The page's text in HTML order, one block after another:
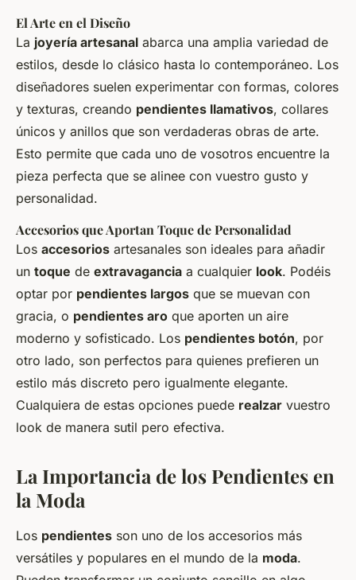
El Arte en el Diseño
La joyería artesanal abarca una amplia variedad de
estilos, desde lo clásico hasta lo contemporáneo. Los
diseñadores suelen experimentar con formas, colores
y texturas, creando pendientes llamativos, collares
únicos y anillos que son verdaderas obras de arte.
Esto permite que cada uno de vosotros encuentre la
pieza perfecta que se alinee con vuestro gusto y
personalidad.
Accesorios que Aportan Toque de Personalidad
Los accesorios artesanales son ideales para añadir
un toque de extravagancia a cualquier look. Podéis
optar por pendientes largos que se muevan con
gracia, o pendientes aro que aporten un aire
moderno y sofisticado. Los pendientes botón, por
otro lado, son perfectos para quienes prefieren un
estilo más discreto pero igualmente elegante.
Cualquiera de estas opciones puede realzar vuestro
look de manera sutil pero efectiva.
La Importancia de los Pendientes en
la Moda
Los pendientes son uno de los accesorios más
versátiles y populares en el mundo de la moda.